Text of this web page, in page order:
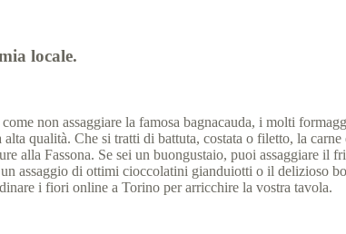
locale.
non assaggiare la famosa bagnacauda, i molti
alta qualità. Che si tratti di battuta, costata o filetto, la
alla Fassona. Se sei un buongustaio, puoi assaggiare
assaggio di ottimi cioccolatini gianduiotti o il delizioso
i fiori online a Torino per arricchire la vostra tavola.